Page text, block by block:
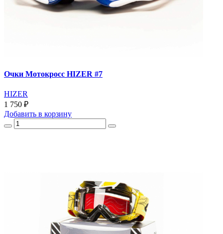
Очки Мотокросс HIZER #7
HIZER
1 750 ₽
Добавить в корзину